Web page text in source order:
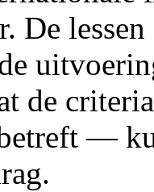
De
de
—